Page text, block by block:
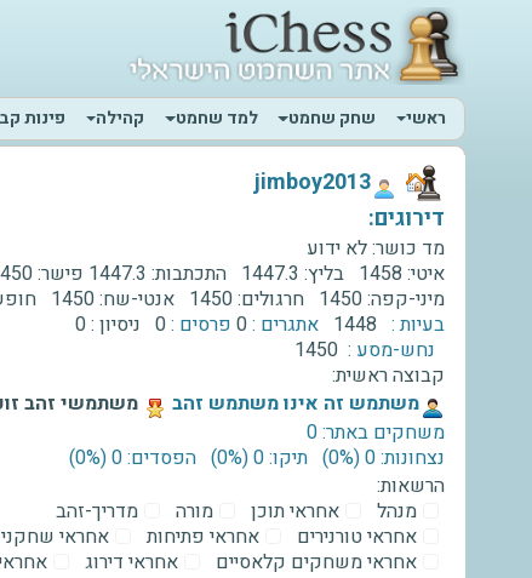
ראשי
שחק שחמט למד שחמט קהילה פינות
‫jimboy2013‬
דירוגים:
מד כושר:לא ידוע
איטי: 1458 בליץ: 1447.3 התכתבות: 1447.3 פישר:
מיני-קפה:1450 חרגולים:1450 אנטי-שח:1450
בעיות : 1448 אתגרים :0 פרסים :0 ניסיון :0
נחש-מסע : 1450
קבוצה ראשית:
‫משתמש זה אינו משתמש זהב‬
משתמשי זהב
משחקים באתר: 0
נצחונות: 0 ‫(0%)‬
תיקו: 0 ‫(0%)‬
הפסדים: 0 ‫(0%)‬
הרשאות:
מנהל
אחראי תוכן מורה
מדריך-זהב
אחראי טורנירים
אחראי פתיחות
אחראי
אחראי משחקים קלאסיים
אחראי דירוג